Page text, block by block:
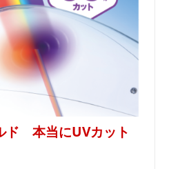
ド 本当にUVカット